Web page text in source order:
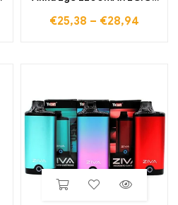
kierrehaihduttimen mah-
€25,38 – €28,94